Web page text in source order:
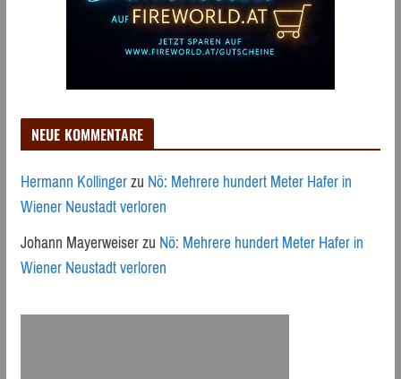
NEUE KOMMENTARE
Hermann KollingerzuNö: Mehrere hundert Meter Hafer in
Wiener Neustadt verloren
Johann MayerweiserzuNö: Mehrere hundert Meter Hafer in
Wiener Neustadt verloren